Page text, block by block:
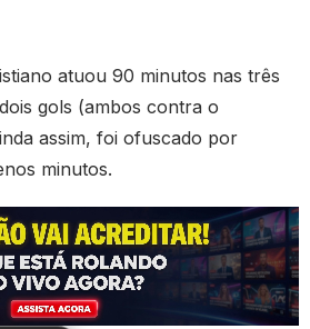
atuou 90 minutos nas três
gols (ambos contra o
assim, foi ofuscado por
minutos.